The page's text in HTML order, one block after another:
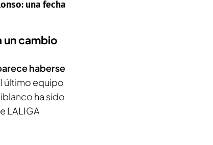
una fecha
un cambio
haberse
último equipo
ha sido
LALIGA